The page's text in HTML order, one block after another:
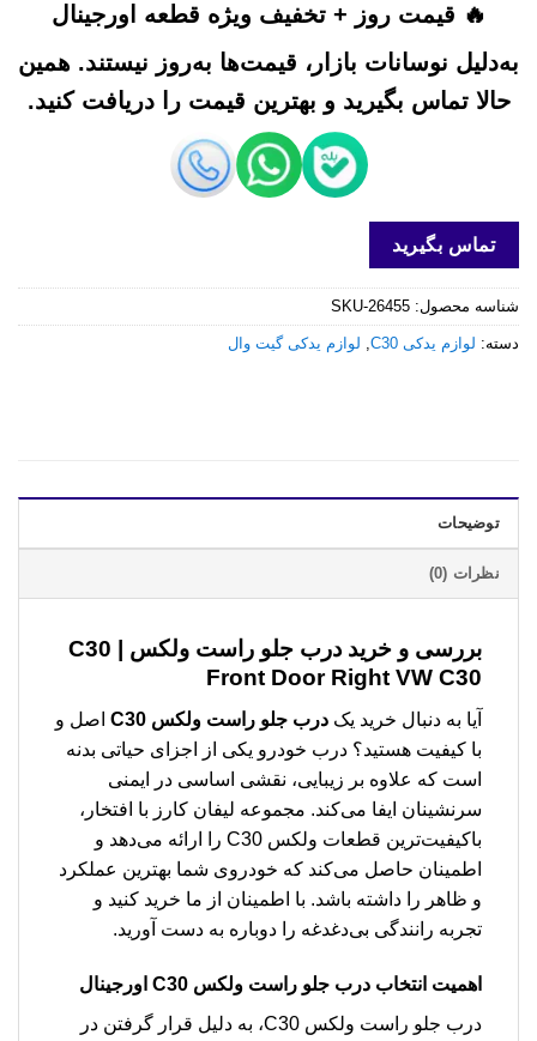
🔥 قیمت روز + تخفیف ویژه قطعه اورجینال
به‌دلیل نوسانات بازار، قیمت‌ها به‌روز نیستند. همین
حالا تماس بگیرید و بهترین قیمت را دریافت کنید.
تماس بگیرید
شناسه محصول: SKU-26455
دسته: لوازم یدکی C30 لوازم یدکی گیت وال
توضیحات
نظرات (0)
بررسی و خرید
درب جلو راست ولکس C30 |
Front Door Right VW C30
آیا به دنبال خرید یک درب جلو راست ولکس C30
اصل و
با کیفیت هستید؟ درب خودرو یکی از اجزای حیاتی بدنه
است که علاوه بر زیبایی، نقشی اساسی در ایمنی
سرنشینان ایفا می‌کند. مجموعه لیفان کارز با افتخار،
باکیفیت‌ترین قطعات ولکس C30 را ارائه می‌دهد و
اطمینان حاصل می‌کند که خودروی شما بهترین عملکرد
و ظاهر را داشته باشد. با اطمینان از ما خرید کنید و
تجربه رانندگی بی‌دغدغه را دوباره به دست آورید.
اهمیت انتخاب درب جلو راست ولکس C30 اورجینال
درب جلو راست ولکس C30، به دلیل قرار گرفتن در